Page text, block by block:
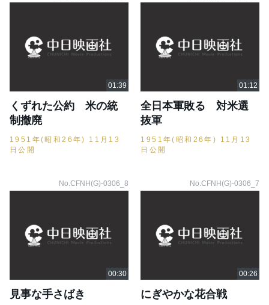
くずれた公約 米の統
制撤廃
1951年(昭和26年) 11月13
日公開
全日本軍敗る 対米選
抜軍
1951年(昭和26年) 11月13
日公開
No.CFNH(G)-0306_8
見事な手さばき
No.CFNH(G)-0306_7
にぎやかな花合戦